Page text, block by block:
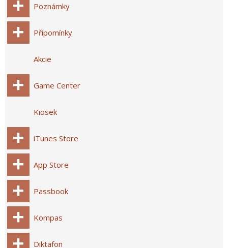
Poznámky
Připomínky
Akcie
Game Center
Kiosek
iTunes Store
App Store
Passbook
Kompas
Diktafon